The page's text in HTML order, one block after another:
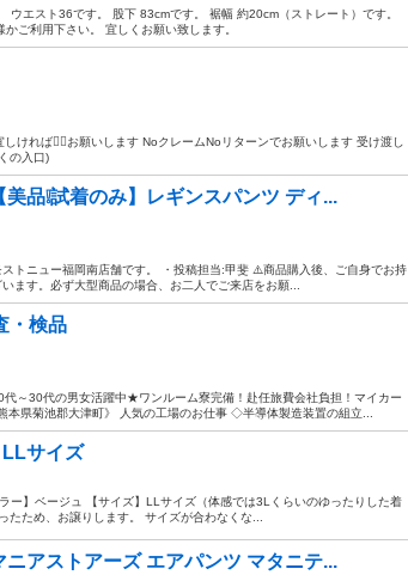
ウエスト36です。 股下 83cmです。 裾幅 約20cm（ストレート）です。
ご利用下さい。 宜しくお願い致します。
ければ🙇‍♀️お願いします NoクレームNoリターンでお願いします 受け渡し
の入口)
品❕試着のみ】レギンスパンツ ディ...
トニュー福岡南店舗です。 ・投稿担当:甲斐 ⚠️商品購入後、ご自身でお持
ます。必ず大型商品の場合、お二人でご来店をお願...
・検品
～30代の男女活躍中★ワンルーム寮完備！赴任旅費会社負担！マイカー
県菊池郡大津町》 人気の工場のお仕事 ◇半導体製造装置の組立...
サイズ
ー】ベージュ 【サイズ】LLサイズ（体感では3Lくらいのゆったりした着
ため、お譲りします。 サイズが合わなくな...
ニアストアーズ エアパンツ マタニテ...